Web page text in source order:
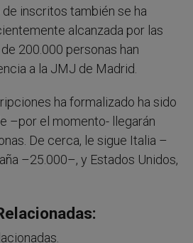
de inscritos también se ha
alcanzada por las
200.000 personas han
a la JMJ de Madrid.
ha formalizado ha sido
–por el momento- llegarán
De cerca, le sigue Italia –
–25.000–, y Estados Unidos,